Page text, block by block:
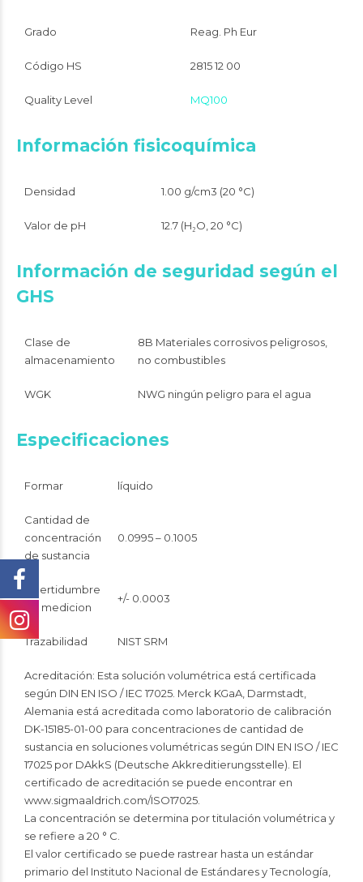
Grado Reag. Ph Eur
Código HS 2815 12 00
Quality Level MQ100
Información fisicoquímica
Densidad 1.00 g/cm3 (20 °C)
Valor de pH 12.7 (H₂O, 20 °C)
Información de seguridad según el
GHS
Clase de
almacenamiento
8B Materiales corrosivos peligrosos,
no combustibles
WGK NWG ningún peligro para el agua
Especificaciones
Formar líquido
Cantidad de
concentración
de sustancia
0.0995 – 0.1005
Incertidumbre
de medicion
+/- 0.0003
Trazabilidad NIST SRM
Acreditación: Esta solución volumétrica está certificada
según DIN EN ISO / IEC 17025. Merck KGaA, Darmstadt,
Alemania está acreditada como laboratorio de calibración
DK-15185-01-00 para concentraciones de cantidad de
sustancia en soluciones volumétricas según DIN EN ISO / IEC
17025 por DAkkS (Deutsche Akkreditierungsstelle). El
certificado de acreditación se puede encontrar en
www.sigmaaldrich.com/ISO17025.
La concentración se determina por titulación volumétrica y
se refiere a 20 ° C.
El valor certificado se puede rastrear hasta un estándar
primario del Instituto Nacional de Estándares y Tecnología,